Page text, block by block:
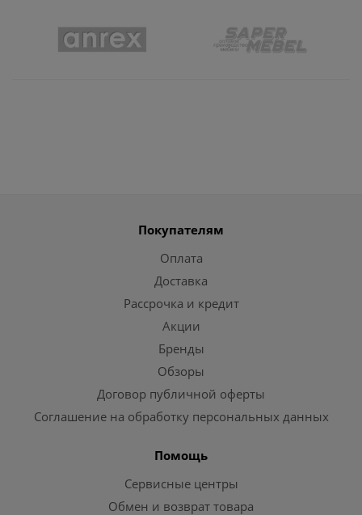
Покупателям
Оплата
Доставка
Рассрочка и кредит
Акции
Бренды
Обзоры
Договор публичной оферты
Соглашение на обработку персональных данных
Помощь
Сервисные центры
Обмен и возврат товара